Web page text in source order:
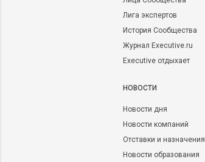
Лига экспертов
История Сообщества
Журнал Executive.ru
Executive отдыхает
НОВОСТИ
Новости дня
Новости компаний
Отставки и назначения
Новости образования